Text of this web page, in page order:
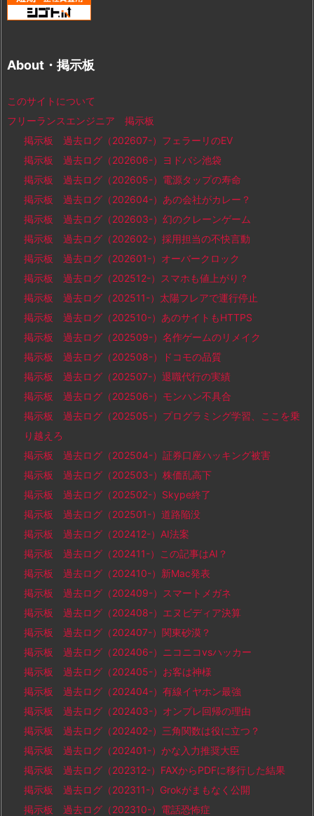
About・掲示板
このサイトについて
フリーランスエンジニア 掲示板
掲示板 過去ログ（202607-）フェラーリのEV
掲示板 過去ログ（202606-）ヨドバシ池袋
掲示板 過去ログ（202605-）電源タップの寿命
掲示板 過去ログ（202604-）あの会社がカレー？
掲示板 過去ログ（202603-）幻のクレーンゲーム
掲示板 過去ログ（202602-）採用担当の不快言動
掲示板 過去ログ（202601-）オーバークロック
掲示板 過去ログ（202512-）スマホも値上がり？
掲示板 過去ログ（202511-）太陽フレアで運行停止
掲示板 過去ログ（202510-）あのサイトもHTTPS
掲示板 過去ログ（202509-）名作ゲームのリメイク
掲示板 過去ログ（202508-）ドコモの品質
掲示板 過去ログ（202507-）退職代行の実績
掲示板 過去ログ（202506-）モンハン不具合
掲示板 過去ログ（202505-）プログラミング学習、ここを乗
り越えろ
掲示板 過去ログ（202504-）証券口座ハッキング被害
掲示板 過去ログ（202503-）株価乱高下
掲示板 過去ログ（202502-）Skype終了
掲示板 過去ログ（202501-）道路陥没
掲示板 過去ログ（202412-）AI法案
掲示板 過去ログ（202411-）この記事はAI？
掲示板 過去ログ（202410-）新Mac発表
掲示板 過去ログ（202409-）スマートメガネ
掲示板 過去ログ（202408-）エヌビディア決算
掲示板 過去ログ（202407-）関東砂漠？
掲示板 過去ログ（202406-）ニコニコvsハッカー
掲示板 過去ログ（202405-）お客は神様
掲示板 過去ログ（202404-）有線イヤホン最強
掲示板 過去ログ（202403-）オンプレ回帰の理由
掲示板 過去ログ（202402-）三角関数は役に立つ？
掲示板 過去ログ（202401-）かな入力推奨大臣
掲示板 過去ログ（202312-）FAXからPDFに移行した結果
掲示板 過去ログ（202311-）Grokがまもなく公開
掲示板 過去ログ（202310-）電話恐怖症